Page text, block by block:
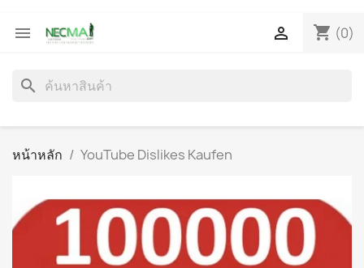
 shopping_cart (0)

search
หน้าหลัก YouTube Dislikes Kaufen